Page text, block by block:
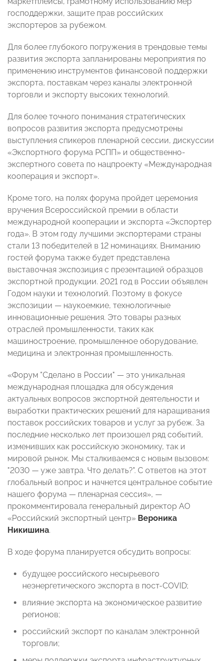
господдержки, защите прав российских
экспортеров за рубежом.
Для более глубокого погружения в трендовые темы
развития экспорта запланированы мероприятия по
применению инструментов финансовой поддержки
экспорта, поставкам через каналы электронной
торговли и экспорту высоких технологий.
Для более точного понимания стратегических
вопросов развития экспорта предусмотрены
выступления спикеров пленарной сессии, дискуссии
«Экспортного форума РСПП» и общественно-
экспертного совета по нацпроекту «Международная
кооперация и экспорт».
Кроме того, на полях форума пройдет церемония
вручения Всероссийской премии в области
международной кооперации и экспорта «Экспортер
года». В этом году лучшими экспортерами страны
стали 13 победителей в 12 номинациях. Вниманию
гостей форума также будет представлена
выставочная экспозиция с презентацией образцов
экспортной продукции. 2021 год в России объявлен
Годом науки и технологий. Поэтому в фокусе
экспозиции — наукоемкие, технологичные
инновационные решения. Это товары разных
отраслей промышленности, таких как
машиностроение, промышленное оборудование,
медицина и электронная промышленность.
«Форум "Сделано в России" — это уникальная
международная площадка для обсуждения
актуальных вопросов экспортной деятельности и
выработки практических решений для наращивания
поставок российских товаров и услуг за рубеж. За
последние несколько лет произошел ряд событий,
изменивших как российскую экономику, так и
мировой рынок. Мы сталкиваемся с новым вызовом:
"2030 — уже завтра. Что делать?". С ответов на этот
глобальный вопрос и начнется центральное событие
нашего форума — пленарная сессия», —
прокомментировала генеральный директор АО
«Российский экспортный центр» Вероника
Никишина.
В ходе форума планируется обсудить вопросы:
будущее российского несырьевого
неэнергетического экспорта в пост-COVID;
влияние экспорта на экономическое развитие
регионов;
российский экспорт по каналам электронной
торговли;